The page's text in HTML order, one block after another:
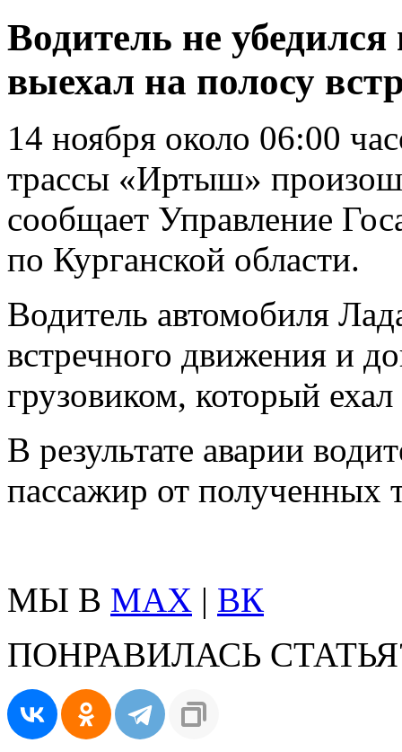
Водитель не
выехал на полосу
14 ноября около 06:00
трассы «Иртыш»
сообщает Управление
по Курганской области.
Водитель автомобиля
встречного движения и
грузовиком, который
В результате аварии
пассажир от полученных
МЫ В MAX | ВК
ПОНРАВИЛАСЬ